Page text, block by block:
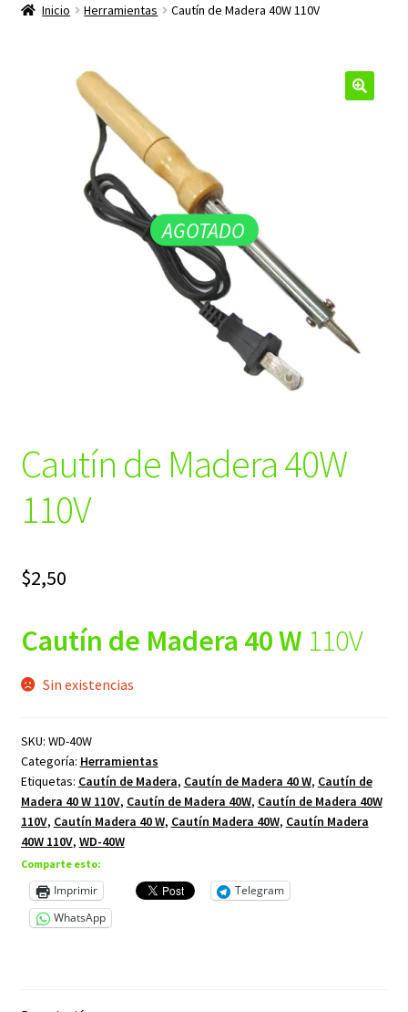
productos
Inicio Herramientas Cautín de Madera 40W 110V
AGOTADO
Cautín de Madera 40W
110V
$2,50
Cautín de Madera 40 W 110V
Sin existencias
SKU: WD-40W
Categoría: Herramientas
Etiquetas: Cautín de Madera, Cautín de Madera 40 W, Cautín de
Madera 40 W 110V, Cautín de Madera 40W, Cautín de Madera 40W
110V, Cautín Madera 40 W, Cautín Madera 40W, Cautín Madera
40W 110V, WD-40W
Comparte esto:
Imprimir
Telegram
WhatsApp